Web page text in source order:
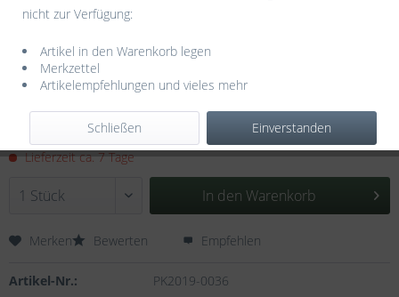
6,00 € *
zzgl. Versandkosten
Lieferzeit ca. 7 Tage
In den Warenkorb
Merken Bewerten Empfehlen
Artikel-Nr.: PK2019-0036
nicht zur Verfügung:
Artikel in den Warenkorb legen
Merkzettel
Artikelempfehlungen und vieles mehr
Einverstanden
Schließen